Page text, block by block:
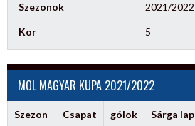
Szezonok 2021/2022
Kor 5
MOL MAGYAR KUPA 2021/2022
Szezon Csapat gólok Sárga lap